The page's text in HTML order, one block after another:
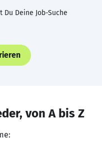
Deine Job-Suche
von A bis Z